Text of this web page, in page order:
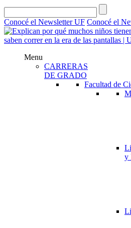
Conocé el Newsletter UF Conocé el
Menu
CARRERAS
DE GRADO
Facultad de
y